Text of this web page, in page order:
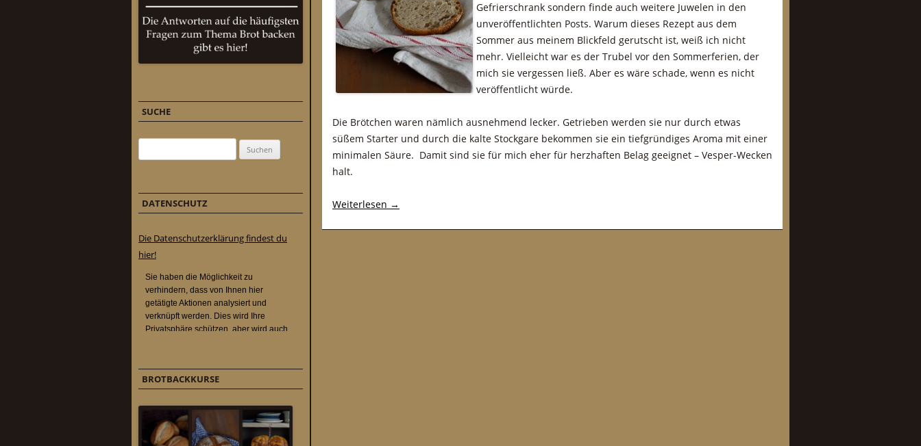
Gefrierschrank sondern finde auch weitere Juwelen in den
unveröffentlichten Posts. Warum dieses Rezept aus dem
Sommer aus meinem Blickfeld gerutscht ist, weiß ich nicht
mehr. Vielleicht war es der Trubel vor den Sommerferien, der
mich sie vergessen ließ. Aber es wäre schade, wenn es nicht
veröffentlicht würde.
Die Brötchen waren nämlich ausnehmend lecker. Getrieben werden sie nur durch etwas
süßem Starter und durch die kalte Stockgare bekommen sie ein tiefgründiges Aroma mit einer
minimalen Säure. Damit sind sie für mich eher für herzhaften Belag geeignet – Vesper-Wecken
halt.
Weiterlesen →
SUCHE
DATENSCHUTZ
Die Datenschutzerklärung findest du
hier!
BROTBACKKURSE